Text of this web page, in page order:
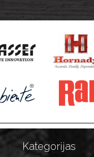
Kategorijas